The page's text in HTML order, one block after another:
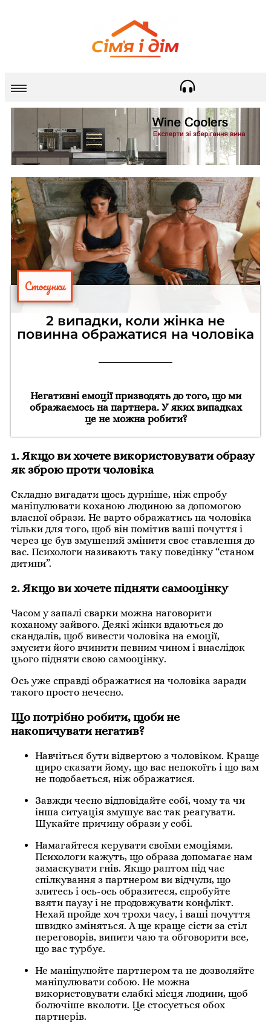
Стосунки
2 випадки, коли жінка не
повинна ображатися на чоловіка
Негативні емоції призводять до того, що ми
ображаємось на партнера. У яких випадках
це не можна робити?
1. Якщо ви хочете використовувати образу
як зброю проти чоловіка
Складно вигадати щось дурніше, ніж спробу
маніпулювати коханою людиною за допомогою
власної образи. Не варто ображатись на чоловіка
тільки для того, щоб він помітив ваші почуття і
через це був змушений змінити своє ставлення до
вас. Психологи називають таку поведінку “станом
дитини”.
2. Якщо ви хочете підняти самооцінку
Часом у запалі сварки можна наговорити
коханому зайвого. Деякі жінки вдаються до
скандалів, щоб вивести чоловіка на емоції,
змусити його вчинити певним чином і внаслідок
цього підняти свою самооцінку.
Ось уже справді ображатися на чоловіка заради
такого просто нечесно.
Що потрібно робити, щоби не
накопичувати негатив?
Навчіться бути відвертою з чоловіком. Краще
щиро сказати йому, що вас непокоїть і що вам
не подобається, ніж ображатися.
Завжди чесно відповідайте собі, чому та чи
інша ситуація змушує вас так реагувати.
Шукайте причину образи у собі.
Намагайтеся керувати своїми емоціями.
Психологи кажуть, що образа допомагає нам
замаскувати гнів. Якщо раптом під час
спілкування з партнером ви відчули, що
злитесь і ось-ось образитеся, спробуйте
взяти паузу і не продовжувати конфлікт.
Нехай пройде хоч трохи часу, і ваші почуття
швидко зміняться. А ще краще сісти за стіл
переговорів, випити чаю та обговорити все,
що вас турбує.
Не маніпулюйте партнером та не дозволяйте
маніпулювати собою. Не можна
використовувати слабкі місця людини, щоб
болючіше вколоти. Це стосується обох
партнерів.